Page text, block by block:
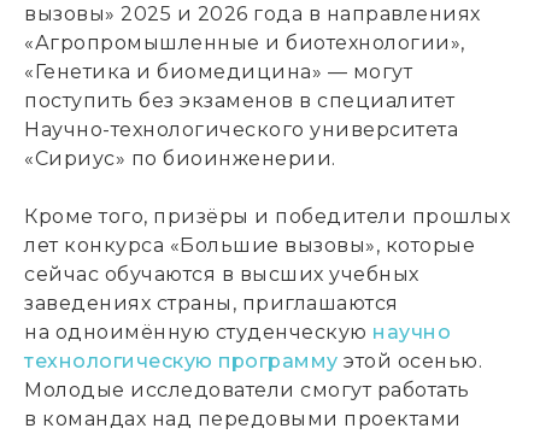
вызовы» 2025 и 2026 года в направлениях
«Агропромышленные и биотехнологии»,
«Генетика и биомедицина» — могут
поступить без экзаменов в специалитет
Научно-технологического университета
«Сириус» по биоинженерии.
Кроме того, призёры и победители прошлых
лет конкурса «Большие вызовы», которые
сейчас обучаются в высших учебных
заведениях страны , приглашаются
на одноимённую студенческую научно
технологическую программу этой осенью.
Молодые исследователи смогут работать
в командах над передовыми проектами